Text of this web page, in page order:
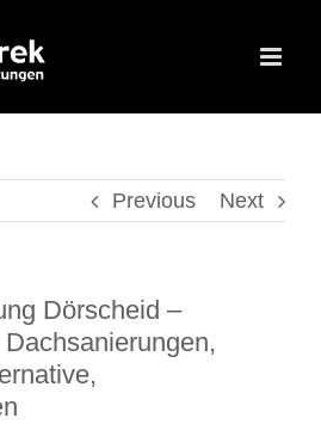
Previous Next
Dörscheid –